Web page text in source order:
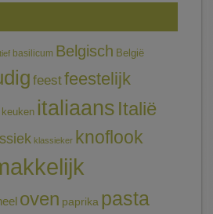
basilicum Belgisch België
feestfeestelijk
italiaans Italië
klassieker knoflook
oven paprika pasta